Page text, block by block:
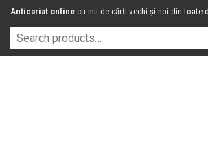
Anticariat online cu mii de cărți vechi și noi din toate